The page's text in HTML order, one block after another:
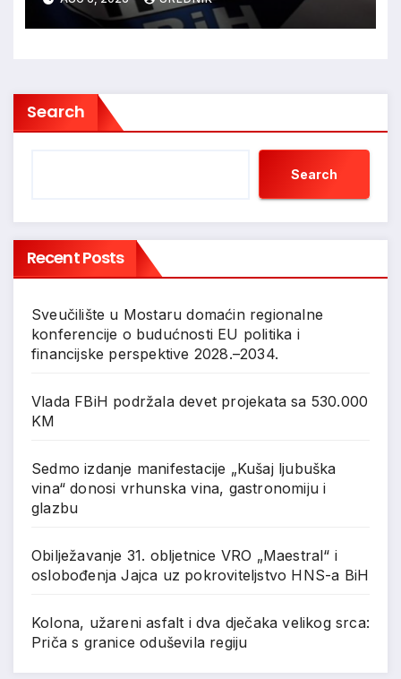
Kovačevića
Search
Search
Recent Posts
Sveučilište u Mostaru domaćin regionalne
konferencije o budućnosti EU politika i
financijske perspektive 2028.–2034.
Vlada FBiH podržala devet projekata sa 530.000
KM
Sedmo izdanje manifestacije „Kušaj ljubuška
vina“ donosi vrhunska vina, gastronomiju i
glazbu
Obilježavanje 31. obljetnice VRO „Maestral“ i
oslobođenja Jajca uz pokroviteljstvo HNS-a BiH
Kolona, užareni asfalt i dva dječaka velikog srca:
Priča s granice oduševila regiju